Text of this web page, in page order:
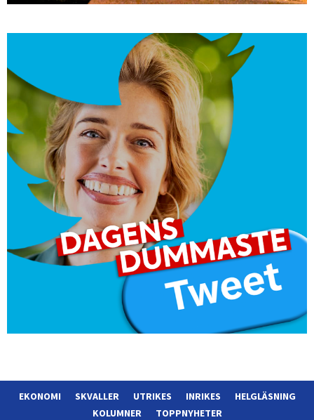
EKONOMI SKVALLER UTRIKES INRIKES
HELGLÄSNING
KOLUMNER
TOPPNYHETER